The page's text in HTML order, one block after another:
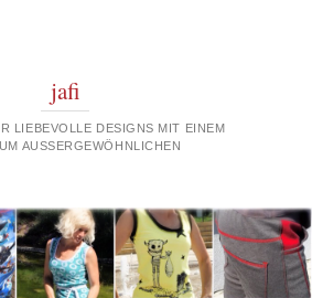
jafi
LIEBEVOLLE DESIGNS MIT EINEM
AUSSERGEWÖHNLICHEN